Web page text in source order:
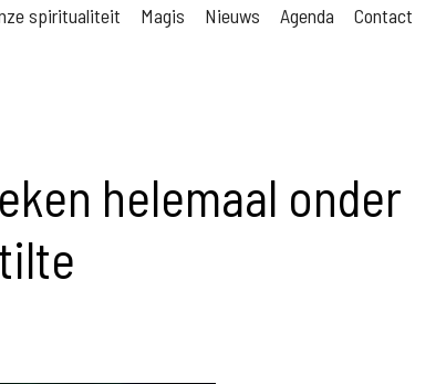
spiritualiteit Magis Nieuws Agenda Contact
helemaal onder